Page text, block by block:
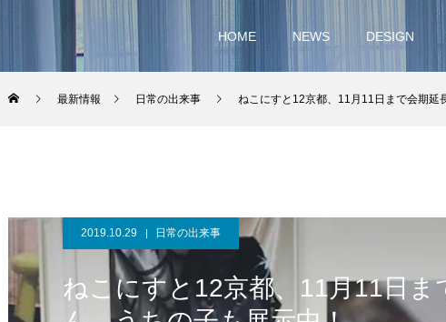
HOME NEWS DESIGN
最新情報 日常の出来事 ねこにすと12京都、11月11日まで会期延
2019.10.29 日常の出来事
ねこにすと12京都、11月11日ま